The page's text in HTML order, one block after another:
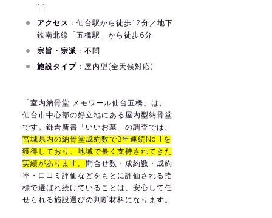
11
アクセス ：仙台駅から徒歩12分／地下
鉄南北線「五橋駅」から徒歩6分
宗旨・宗派 ：不問
施設タイプ ：屋内型(全天候対応)
「室内納骨堂 メモワール仙台五橋 」は、
仙台市中心部の好立地にある屋内型納骨堂
です。鎌倉新書「いいお墓」の調査では、
宮城県内の納骨堂成約数で3年連続No.1を
獲得しており、地域で長く支持されてきた
実績があります。問合せ数・成約数・成約
率・口コミ評価などをもとに評価される指
標で選ばれ続けていることは、安心して任
せられる施設選びの判断材料になります。